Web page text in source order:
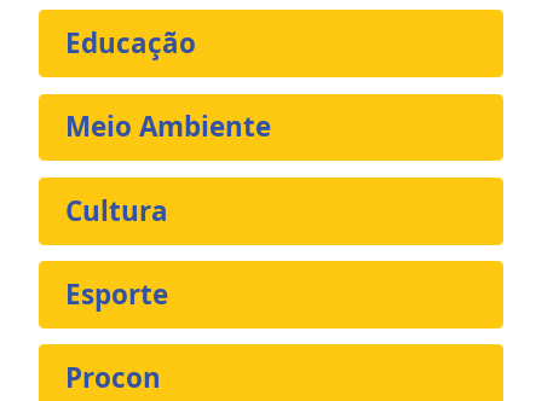
Educação
Meio Ambiente
Cultura
Esporte
Procon